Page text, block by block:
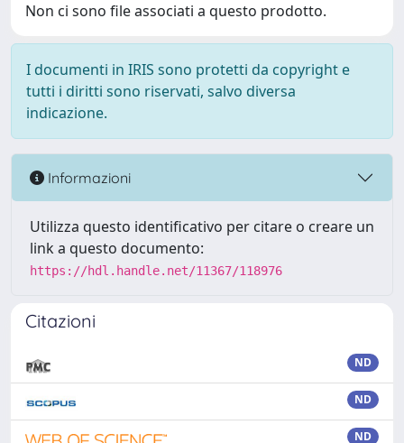
Non ci sono file associati a questo prodotto.
I documenti in IRIS sono protetti da copyright e
tutti i diritti sono riservati, salvo diversa
indicazione.
Informazioni
Utilizza questo identificativo per citare o creare un
link a questo documento:
https://hdl.handle.net/11367/118976
Citazioni
ND
ND
ND